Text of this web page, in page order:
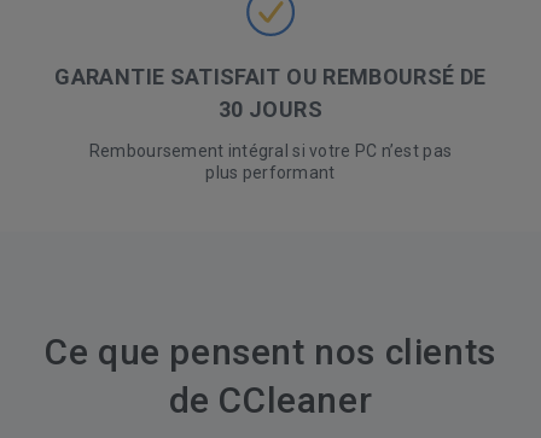
GARANTIE SATISFAIT OU REMBOURSÉ DE
30 JOURS
Remboursement intégral si votre PC n’est pas
plus performant
Ce que pensent nos clients
de CCleaner